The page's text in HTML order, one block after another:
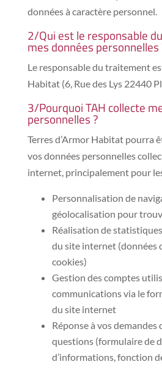
données à caractère personnel.
2/Qui est le responsable
mes données personnelles
Le responsable du traitement
Habitat (6, Rue des Lys 22440
3/Pourquoi TAH collecte
personnelles ?
Terres d’Armor Habitat pourra
vos données personnelles
internet, principalement pour
Personnalisation de
géolocalisation pour
Réalisation de
du site internet (données
cookies)
Gestion des comptes
communications via le
du site internet
Réponse à vos
questions (formulaire de
d’informations, fonction